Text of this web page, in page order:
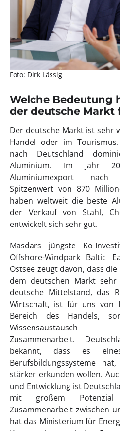
Foto: Dirk Lässig
Welche Bedeutung
der deutsche Markt
Der deutsche Markt ist sehr
Handel oder im
nach Deutschland
Aluminium. Im Jahr
Aluminiumexport nach
Spitzenwert von 870
haben weltweit die beste
der Verkauf von Stahl,
entwickelt sich sehr gut.
Masdars jüngste Ko-
Offshore-Windpark Baltic
Ostsee zeugt davon, dass
dem deutschen Markt
deutsche Mittelstand, das
Wirtschaft, ist für uns von
Bereich des Handels,
Zusammenarbeit.
bekannt, dass es
Berufsbildungssysteme
stärker erkunden wollen.
und Entwicklung ist
mit großem
Zusammenarbeit zwischen
hat das Ministerium für